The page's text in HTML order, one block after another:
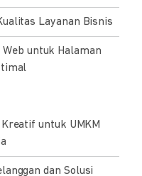
Layanan Bisnis
untuk Halaman
untuk UMKM
dan Solusi